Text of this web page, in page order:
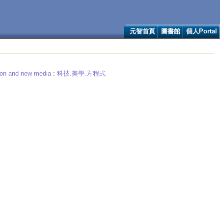
元智首頁 圖書館 個人Portal
and new media: 科技.美學.方程式